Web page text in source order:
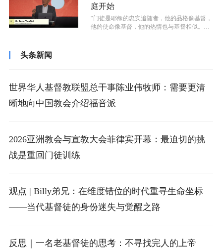
庭开始
“门徒是耶稣的忠实追随者，他的品格像基督，
他的使命像基督，他的热情也与基督相似。这
头条新闻
世界华人基督教联盟总干事陈业伟牧师：需要更清
晰地向中国教会介绍福音派
2026亚洲教会与宣教大会菲律宾开幕：最迫切的挑
战是重回门徒训练
观点 | Billy弟兄：在维度错位的时代重寻生命坐标
——当代基督徒的身份迷失与觉醒之路
反思｜一名老基督徒的思考：不寻找完人的上帝